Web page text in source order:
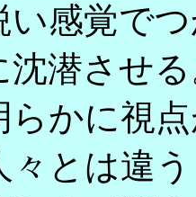
い感覚で
沈潜させ
らかに視
々とは違